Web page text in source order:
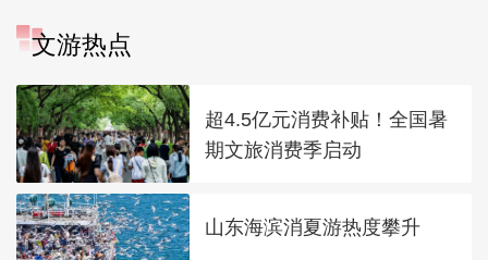
文游热点
超4.5亿元消费补贴！全国暑
期文旅消费季启动
山东海滨消夏游热度攀升